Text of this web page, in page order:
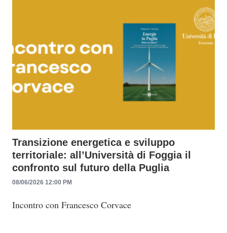
Transizione energetica e sviluppo
territoriale: all’Università di Foggia il
confronto sul futuro della Puglia
08/06/2026 12:00 PM
Incontro con Francesco Corvace